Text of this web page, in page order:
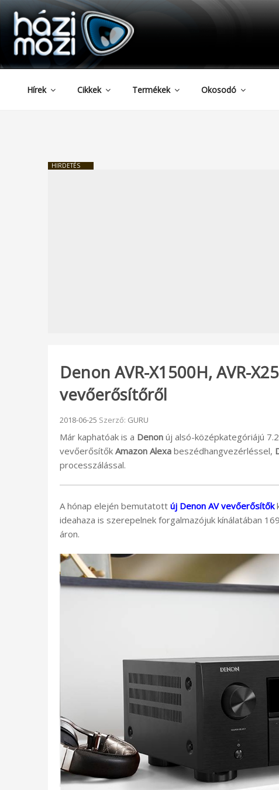
Tartalomhoz
HAZIMOZI
Hírek Cikkek Termékek Okosodó
HIRDETÉS
Denon AVR-X1500H, AVR-
vevőerősítőről
Beküldve:
2018-06-25 Szerző: GURU
Már kaphatóak is a Denon új alsó-középkategóriájú
vevőerősítők Amazon Alexa beszédhangvezérléssel,
processzálással.
A hónap elején bemutatott új Denon AV vevőerősítők
ideahaza is szerepelnek forgalmazójuk kínálatában
áron.